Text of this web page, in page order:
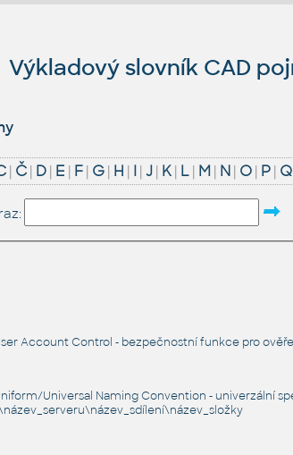
Výkladový slovník CAD
| Č| D| E | F| G| H | I | J| K| L| M | N| O| P| Q
Account Control - bezpečnostní funkce pro
Universal Naming Convention - univerzální